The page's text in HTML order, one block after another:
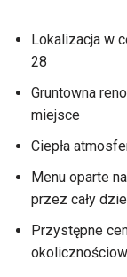
Lokalizacja w
28
Gruntowna
miejsce
Ciepła
Menu oparte
przez cały
Przystępne